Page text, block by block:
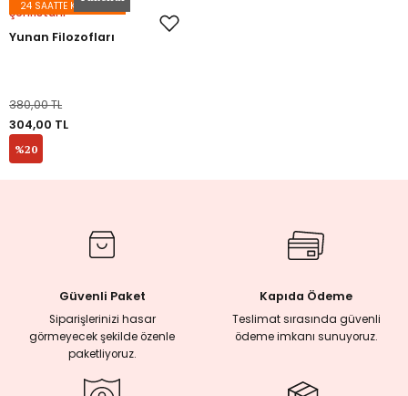
ve Araştırma
24 SAATTE KARGODA
Şehristânî
Yunan Filozofları
380,00 TL
304,00 TL
%20
Güvenli Paket
Siparişlerinizi hasar
görmeyecek şekilde özenle
paketliyoruz.
Kapıda Ödeme
Teslimat sırasında güvenli
ödeme imkanı sunuyoruz.